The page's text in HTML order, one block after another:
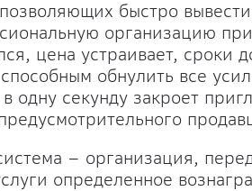
быстро
организацию
цена устраивает, сроки
обнулить все
одну секунду закроет
– организация,
определенное